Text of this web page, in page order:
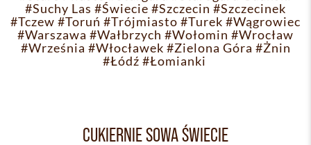
#Suchy Las #Świecie #Szczecin #Szczecinek
#Tczew #Toruń #Trójmiasto #Turek #Wągrowiec
#Warszawa #Wałbrzych #Wołomin #Wrocław
#Września #Włocławek #Zielona Góra #Żnin
#Łódź #Łomianki
CUKIERNIE SOWA ŚWIECIE